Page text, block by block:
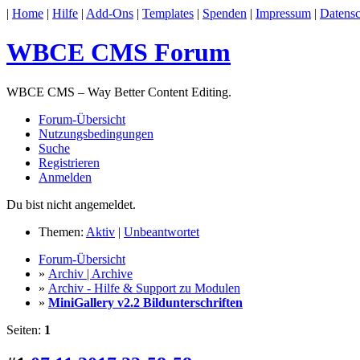
| Home | Hilfe | Add-Ons | Templates | Spenden | Impressum |
WBCE CMS Forum
WBCE CMS – Way Better Content Editing.
Forum-Übersicht
Nutzungsbedingungen
Suche
Registrieren
Anmelden
Du bist nicht angemeldet.
Themen: Aktiv | Unbeantwortet
Forum-Übersicht
» Archiv | Archive
» Archiv - Hilfe & Support zu Modulen
» MiniGallery v2.2 Bildunterschriften
Seiten: 1